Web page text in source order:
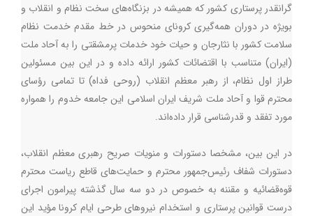
گرانقدر پرستاری کشور که همیشه در بزنگاه‌های سخت نظام و انقلاب و
بویژه در دوران همه‌گیری کرونای منحوس در خط مقدم خدمت نظام
سلامت کشور با نثارجان و ‌حیات خود خدمات پرمشقتی را به آحاد ملت
(ایران) متناسب با اقتضائات کشور ارائه داده و در این بین مسئولین
طراز اول نظام، از رهبر معظم انقلاب (روحی فداه) تا تمامی رؤسای
محترم قوا و آحاد ملت شریف ایران اسلامی این جامعه خدوم را همواره
مورد تفقد و قدرشناسی قرار داده‌اند.
در این بین، مشخصا دستورات و منویات صریح رهبری معظم انقلاب،
دستورات شفاف رئیس‌جمهور محترم و حمایت‌های قاطع ریاست محترم
قوه‌قضائیه و مقننه به خصوص در دو سه سال گذشته پیرامون اجرای
درست قوانین پرستاری و استخدام نیروهای طرحی ایام کرونا مؤید این